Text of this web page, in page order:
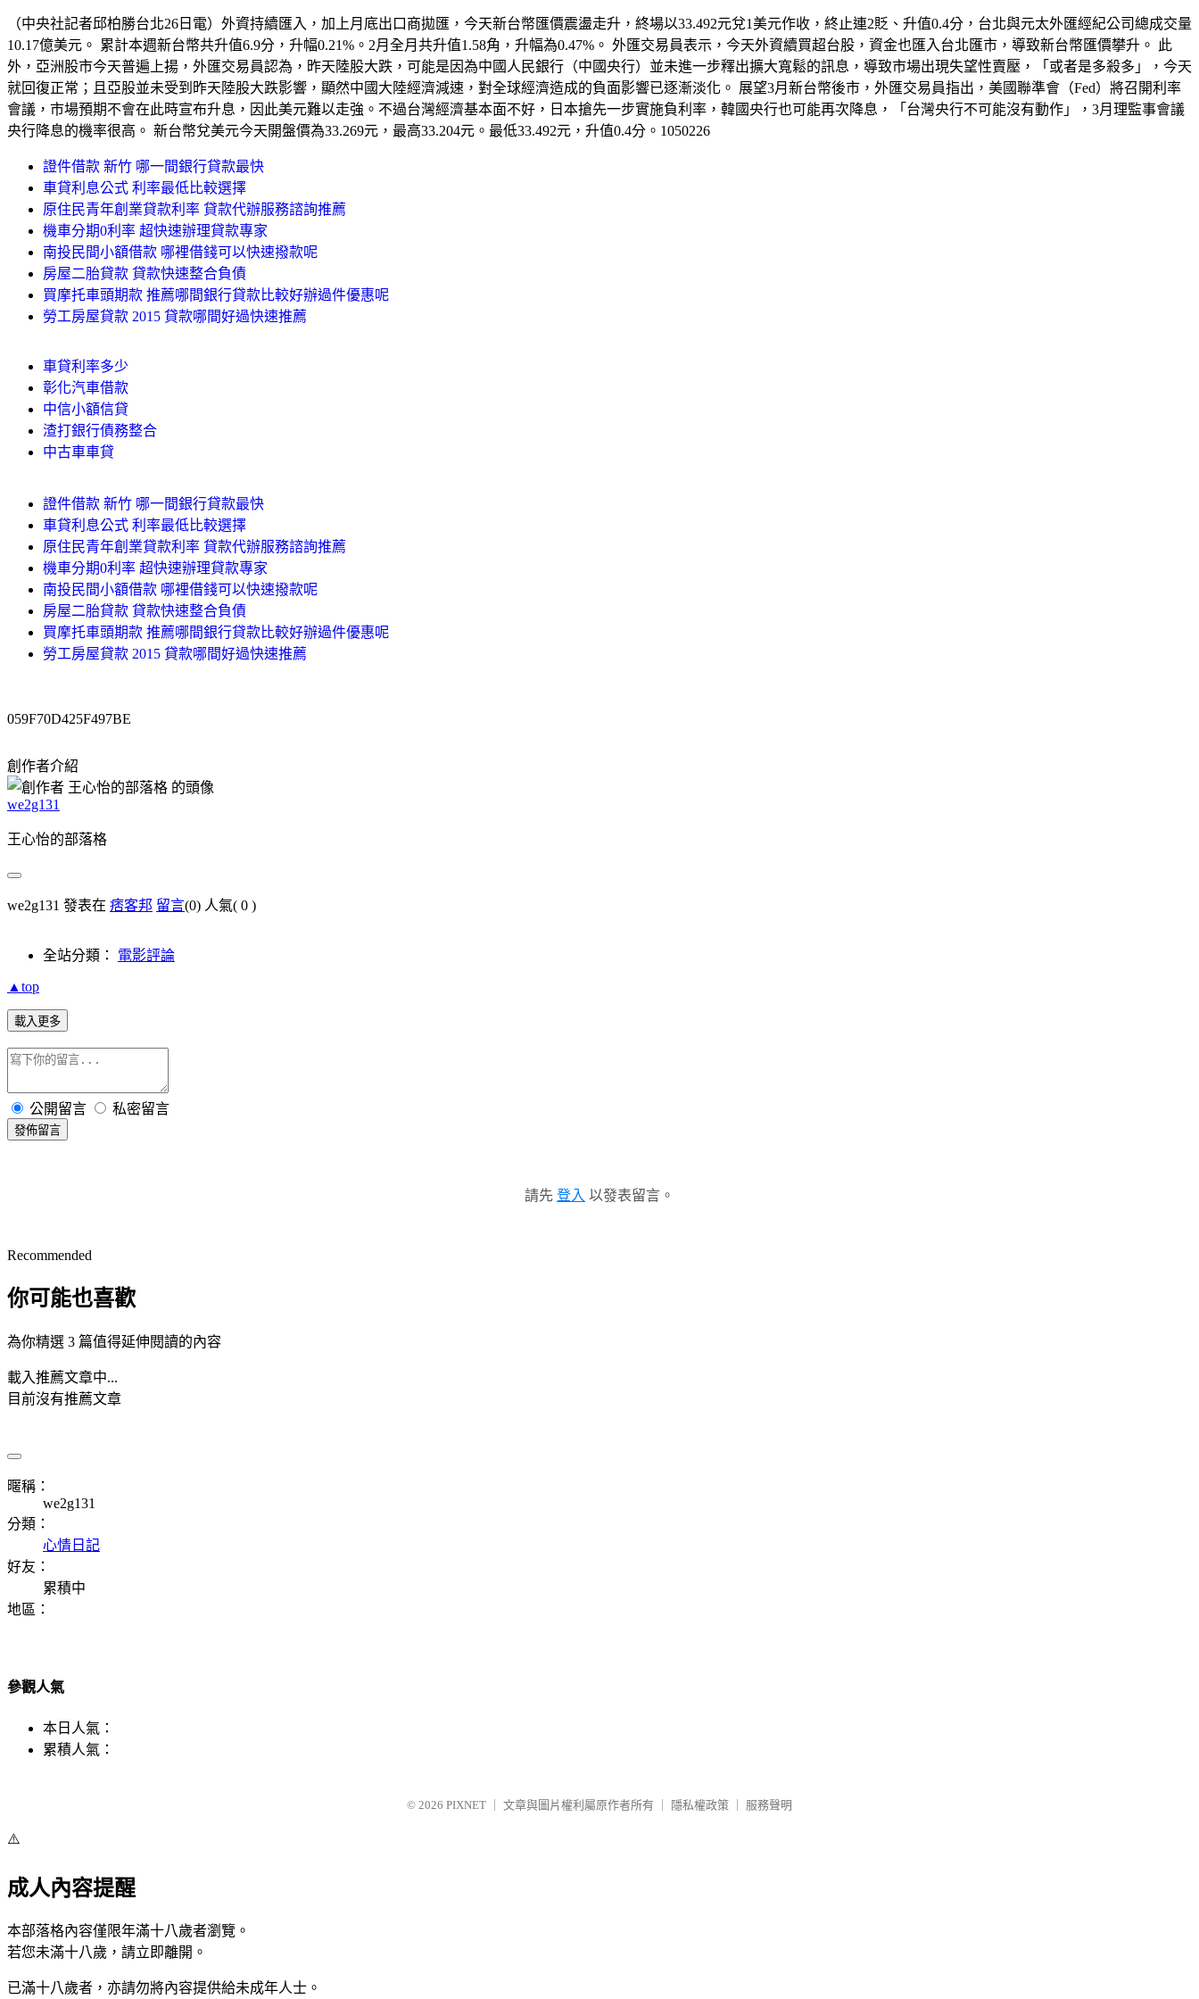
（中央社記者邱柏勝台北26日電）外資持續匯入，加上月底出口商拋匯，今天新台幣匯價震盪走升，終場以33.492元兌1美元作收，終止連2貶、升值0.4分，台北與元太外匯經紀公司總成交量
10.17億美元。 累計本週新台幣共升值6.9分，升幅0.21%。2月全月共升值1.58角，升幅為0.47%。 外匯交易員表示，今天外資續買超台股，資金也匯入台北匯市，導致新台幣匯價攀升。 此
外，亞洲股市今天普遍上揚，外匯交易員認為，昨天陸股大跌，可能是因為中國人民銀行（中國央行）並未進一步釋出擴大寬鬆的訊息，導致市場出現失望性賣壓，「或者是多殺多」，今天
就回復正常；且亞股並未受到昨天陸股大跌影響，顯然中國大陸經濟減速，對全球經濟造成的負面影響已逐漸淡化。 展望3月新台幣後市，外匯交易員指出，美國聯準會（Fed）將召開利率
會議，市場預期不會在此時宣布升息，因此美元難以走強。不過台灣經濟基本面不好，日本搶先一步實施負利率，韓國央行也可能再次降息，「台灣央行不可能沒有動作」，3月理監事會議
央行降息的機率很高。 新台幣兌美元今天開盤價為33.269元，最高33.204元。最低33.492元，升值0.4分。1050226
證件借款 新竹 哪一間銀行貸款最快
車貸利息公式 利率最低比較選擇
原住民青年創業貸款利率 貸款代辦服務諮詢推薦
機車分期0利率 超快速辦理貸款專家
南投民間小額借款 哪裡借錢可以快速撥款呢
房屋二胎貸款 貸款快速整合負債
買摩托車頭期款 推薦哪間銀行貸款比較好辦過件優惠呢
勞工房屋貸款 2015 貸款哪間好過快速推薦
車貸利率多少
彰化汽車借款
中信小額信貸
渣打銀行債務整合
中古車車貸
證件借款 新竹 哪一間銀行貸款最快
車貸利息公式 利率最低比較選擇
原住民青年創業貸款利率 貸款代辦服務諮詢推薦
機車分期0利率 超快速辦理貸款專家
南投民間小額借款 哪裡借錢可以快速撥款呢
房屋二胎貸款 貸款快速整合負債
買摩托車頭期款 推薦哪間銀行貸款比較好辦過件優惠呢
勞工房屋貸款 2015 貸款哪間好過快速推薦
059F70D425F497BE
創作者介紹
we2g131
王心怡的部落格
we2g131 發表在 痞客邦 留言(0) 人氣( 0 )
全站分類： 電影評論
▲top
載入更多
公開留言 私密留言
發佈留言
請先 登入 以發表留言。
Recommended
你可能也喜歡
為你精選 3 篇值得延伸閱讀的內容
載入推薦文章中...
目前沒有推薦文章
暱稱：
we2g131
分類：
心情日記
好友：
累積中
地區：
參觀人氣
本日人氣：
累積人氣：
© 2026 PIXNET 文章與圖片權利屬原作者所有 隱私權政策 服務聲明
⚠️
成人內容提醒
本部落格內容僅限年滿十八歲者瀏覽。
若您未滿十八歲，請立即離開。
已滿十八歲者，亦請勿將內容提供給未成年人士。